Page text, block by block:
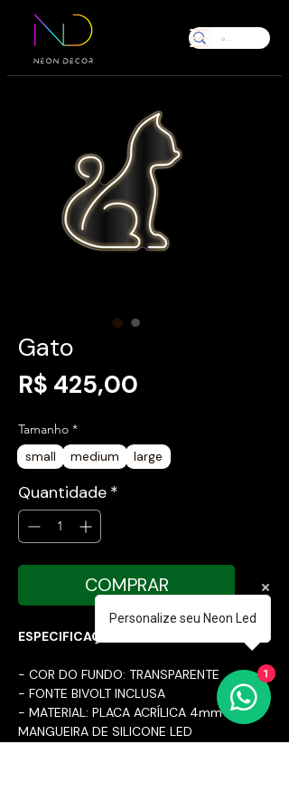
Gato
R$ 425,00
Tamanho *
small
medium large
Quantidade *
COMPRAR
ESPECIFICAÇÕES TÉCNICAS:
- COR DO FUNDO: TRANSPARENTE
- FONTE BIVOLT INCLUSA
- MATERIAL: PLACA ACRÍLICA 4mm E
MANGUEIRA DE SILICONE LED
Personalize seu Neon Led
1